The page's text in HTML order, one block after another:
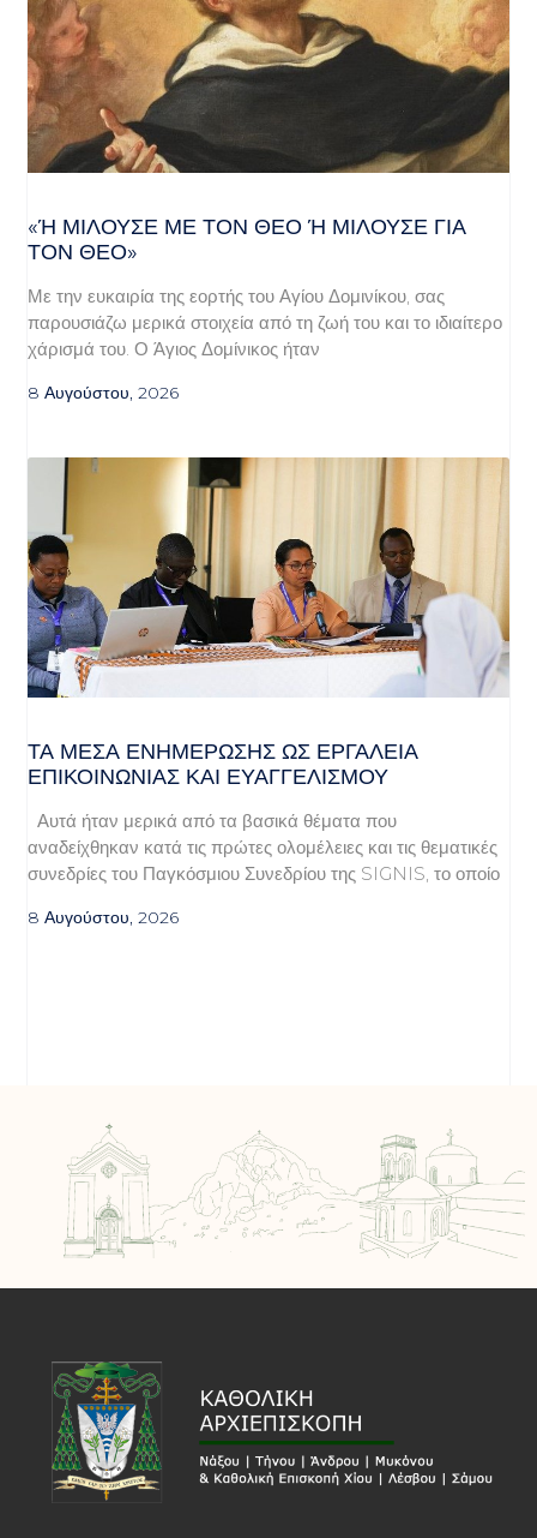
«Ή ΜΙΛΟΎΣΕ ΜΕ ΤΟΝ ΘΕΌ Ή ΜΙΛΟΎΣΕ ΓΙΑ ΤΟ
Ν ΘΕΌ»
Με την ευκαιρία της εορτής του Αγίου Δομινίκου, σας
παρουσιάζω μερικά στοιχεία από τη ζωή του και το ιδιαίτερο
χάρισμά του. Ο Άγιος Δομίνικος ήταν
8 Αυγούστου, 2026
ΤΑ ΜΈΣΑ ΕΝΗΜΈΡΩΣΗΣ ΩΣ ΕΡΓΑΛΕΊΑ
ΕΠΙΚΟΙΝΩΝΊΑΣ ΚΑΙ ΕΥΑΓΓΕΛΙΣΜΟΎ
Αυτά ήταν μερικά από τα βασικά θέματα που
αναδείχθηκαν κατά τις πρώτες ολομέλειες και τις θεματικές
συνεδρίες του Παγκόσμιου Συνεδρίου της SIGNIS, το οποίο
8 Αυγούστου, 2026